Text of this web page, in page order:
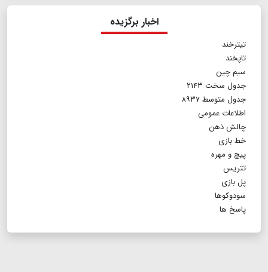
اخبار برگزیده
تیترخند
تاپخند
سیم چین
جدول سخت ۲۱۴۳
جدول متوسط ۸۹۳۷
اطلاعات عمومی
چالش ذهن
خط بازی
پیچ و مهره
تتریس
پل بازی
سودوکوها
پاسخ ها